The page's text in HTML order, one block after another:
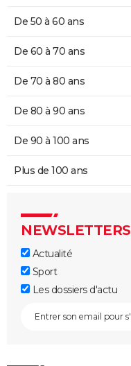
De 50 à 60 ans
De 60 à 70 ans
De 70 à 80 ans
De 80 à 90 ans
De 90 à 100 ans
Plus de 100 ans
NEWSLETTERS
Actualité
Sport
Les dossiers d'actu